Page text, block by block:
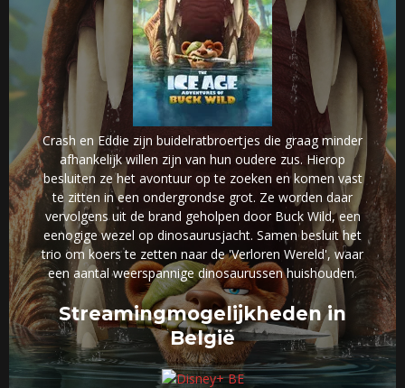
Crash en Eddie zijn buidelratbroertjes die graag minder
afhankelijk willen zijn van hun oudere zus. Hierop
besluiten ze het avontuur op te zoeken en komen vast
te zitten in een ondergrondse grot. Ze worden daar
vervolgens uit de brand geholpen door Buck Wild, een
eenogige wezel op dinosaurusjacht. Samen besluit het
trio om koers te zetten naar de 'Verloren Wereld', waar
een aantal weerspannige dinosaurussen huishouden.
Streamingmogelijkheden in
België